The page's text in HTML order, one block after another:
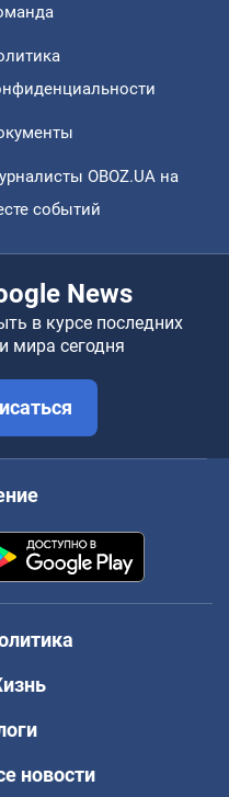
OBOZ.UA на
событий
News
в курсе последних
мира сегодня
новости